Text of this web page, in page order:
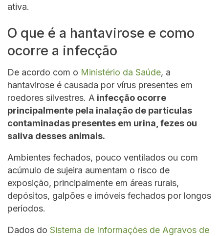
ativa.
O que é a hantavirose e como
ocorre a infecção
De acordo com o Ministério da Saúde, a
hantavirose é causada por vírus presentes em
roedores silvestres. A infecção ocorre
principalmente pela inalação de partículas
contaminadas presentes em urina, fezes ou
saliva desses animais.
Ambientes fechados, pouco ventilados ou com
acúmulo de sujeira aumentam o risco de
exposição, principalmente em áreas rurais,
depósitos, galpões e imóveis fechados por longos
períodos.
Dados do Sistema de Informações de Agravos de